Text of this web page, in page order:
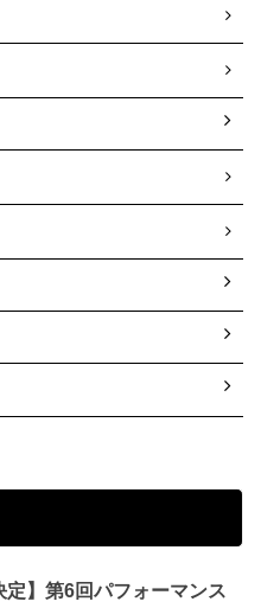
定】第6回パフォーマンス